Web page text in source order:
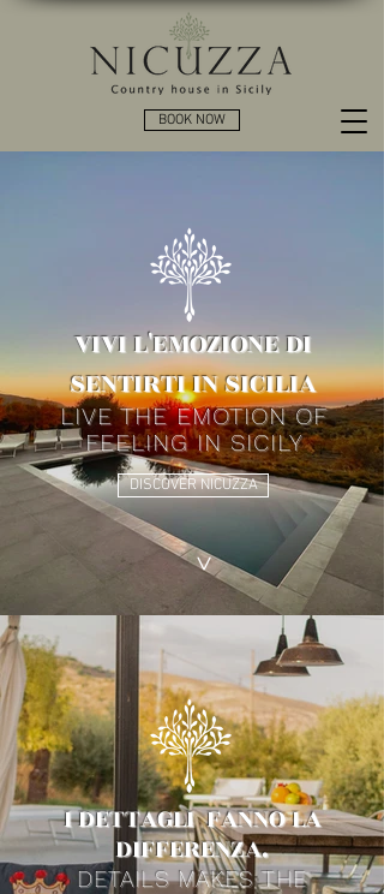
BOOK NOW
VIVI L'EMOZIONE DI
SENTIRTI IN SICILIA
LIVE THE EMOTION OF
FEELING IN SICILY
DISCOVER NICUZZA
>
I DETTAGLI FANNO LA
DIFFERENZA.
DETAILS MAKES THE